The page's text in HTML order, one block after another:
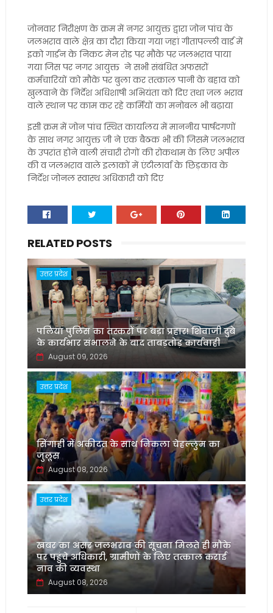
जोनवार निरीक्षण के क्रम में नगर आयुक्त द्वारा जोन पांच के
जलभराव वाले क्षेत्र का दौरा किया गया जहां गीतापल्ली वार्ड में
इको गार्डन के निकट मेन रोड पर मौके पर जलभराव पाया
गया जिस पर नगर आयुक्त ने सभी संबंधित अफसरों
कर्मचारियों को मौके पर बुला कर तत्काल पानी के बहाव को
खुलवाने के निर्देश अधिशाषी अभियंता को दिए तथा जल भराव
वाले स्थान पर काम कर रहे कर्मियों का मनोबल भी बढ़ाया
इसी क्रम में जोन पांच स्थित कार्यालय में माननीय पार्षदगणों
के साथ नगर आयुक्त जी ने एक बैठक भी की जिसमे जलभराव
के उपरांत होने वाली संचारी रोगों की रोकथाम के लिए अपील
की व जलभराव वाले इलाकों में एंटीलार्वा के छिड़काव के
निर्देश जोनल स्वास्थ अधिकारी को दिए
RELATED POSTS
उत्तर प्रदेश
पलिया पुलिस का तस्करों पर बड़ा प्रहार! शिवाजी दुबे
के कार्यभार संभालने के बाद ताबड़तोड़ कार्यवाही
August 09, 2026
उत्तर प्रदेश
सिंगाही में अकीदत के साथ निकला चेहल्लुम का
जुलूस
August 08, 2026
उत्तर प्रदेश
खबर का असर जलभराव की सूचना मिलते ही मौके
पर पहुंचे अधिकारी, ग्रामीणों के लिए तत्काल कराई
नाव की व्यवस्था
August 08, 2026